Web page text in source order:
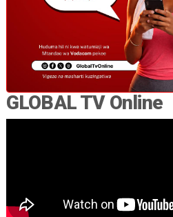
GLOBAL TV Online